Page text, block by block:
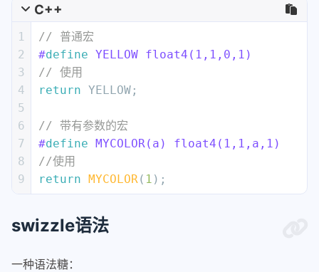
C++
1
2
3
4
5
6
7
8
9
// 普通宏
#define YELLOW float4(1,1,0,1)
// 使用
return YELLOW;
// 带有参数的宏
#define MYCOLOR(a) float4(1,1,a,1)
//使用
return MYCOLOR ( 1 );
swizzle语法
一种语法糖：